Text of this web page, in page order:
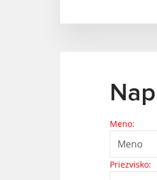
Meno:
Priezvisko: